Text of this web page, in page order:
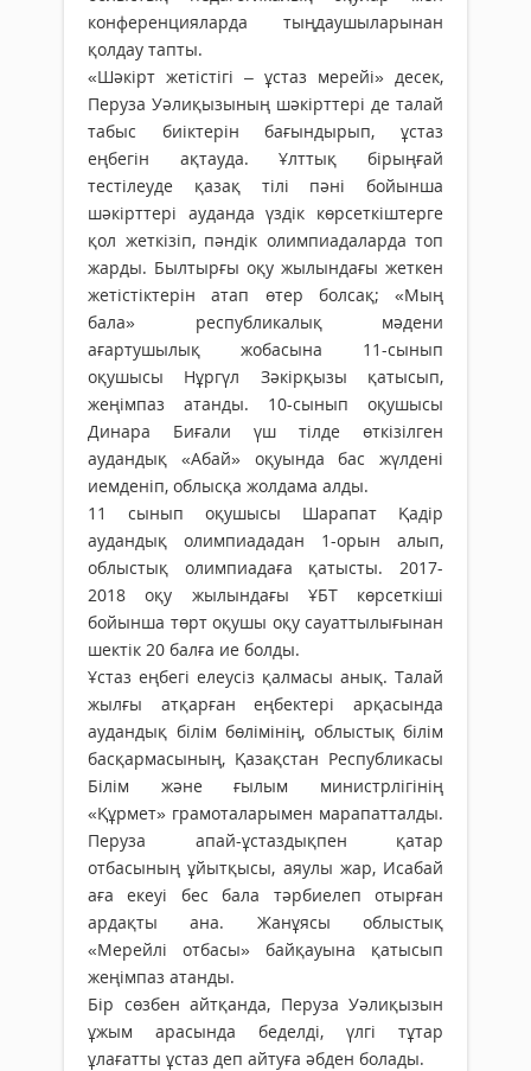
конференцияларда тыңдаушыларынан
қолдау тапты.
«Шәкірт жетістігі – ұстаз мерейі» десек,
Перуза Уәлиқызының шәкірттері де талай
табыс биіктерін бағындырып, ұстаз
еңбегін ақтауда. Ұлттық бірыңғай
тестілеуде қазақ тілі пәні бойынша
шәкірттері ауданда үздік көрсеткіштерге
қол жеткізіп, пәндік олимпиадаларда топ
жарды. Былтырғы оқу жылындағы жеткен
жетістіктерін атап өтер болсақ; «Мың
бала» республикалық мәдени
ағартушылық жобасына 11-сынып
оқушысы Нұргүл Зәкірқызы қатысып,
жеңімпаз атанды. 10-сынып оқушысы
Динара Биғали үш тілде өткізілген
аудандық «Абай» оқуында бас жүлдені
иемденіп, облысқа жолдама алды.
11 сынып оқушысы Шарапат Қадір
аудандық олимпиададан 1-орын алып,
облыстық олимпиадаға қатысты. 2017-
2018 оқу жылындағы ҰБТ көрсеткіші
бойынша төрт оқушы оқу сауаттылығынан
шектік 20 балға ие болды.
Ұстаз еңбегі елеусіз қалмасы анық. Талай
жылғы атқарған еңбектері арқасында
аудандық білім бөлімінің, облыстық білім
басқармасының, Қазақстан Республикасы
Білім және ғылым министрлігінің
«Құрмет» грамоталарымен марапатталды.
Перуза апай-ұстаздықпен қатар
отбасының ұйытқысы, аяулы жар, Исабай
аға екеуі бес бала тәрбиелеп отырған
ардақты ана. Жанұясы облыстық
«Мерейлі отбасы» байқауына қатысып
жеңімпаз атанды.
Бір сөзбен айтқанда, Перуза Уәлиқызын
ұжым арасында беделді, үлгі тұтар
ұлағатты ұстаз деп айтуға әбден болады.